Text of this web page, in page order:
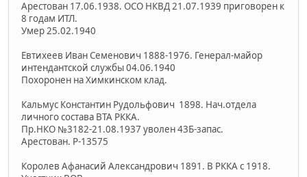
Арестован 17.06.1938. ОСО НКВД 21.07.1939 приговорен к
8 годам ИТЛ.
Умер 25.02.1940
Евтихеев Иван Семенович 1888-1976. Генерал-майор
интендантской службы 04.06.1940
Похоронен на Химкинском клад.
Кальмус Константин Рудольфович 1898. Нач.отдела
личного состава ВТА РККА.
Пр.НКО №3182-21.08.1937 уволен 43Б-запас.
Арестован. Р-13575
Королев Афанасий Александрович 1891. В РККА с 1918.